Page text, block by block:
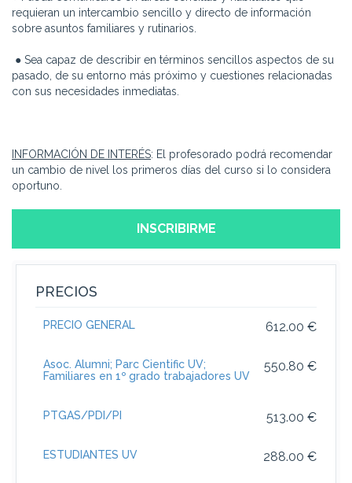
requieran un intercambio sencillo y directo de información
sobre asuntos familiares y rutinarios.
● Sea capaz de describir en términos sencillos aspectos de su
pasado, de su entorno más próximo y cuestiones relacionadas
con sus necesidades inmediatas.
INFORMACIÓN DE INTERÉS: El profesorado podrá recomendar
un cambio de nivel los primeros días del curso si lo considera
oportuno.
INSCRIBIRME
PRECIOS
612.00 €
PRECIO GENERAL
550.80 €
Asoc. Alumni; Parc Cientific UV;
Familiares en 1º grado trabajadores UV
513.00 €
PTGAS/PDI/PI
288.00 €
ESTUDIANTES UV